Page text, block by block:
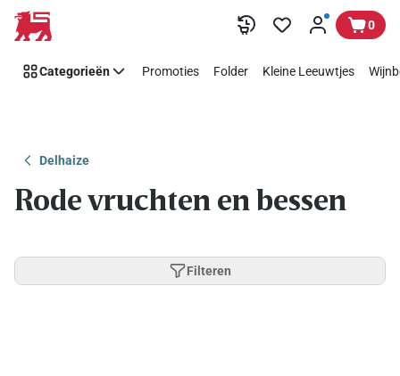
Overslaan 0
Categorieën Promoties Folder Kleine Leeuwtjes
Delhaize
Rode vruchten en bessen
Filteren